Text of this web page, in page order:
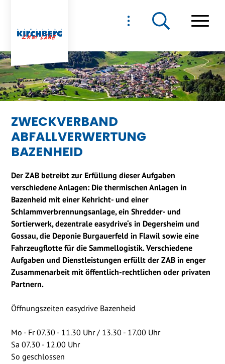
NAVIGIEREN IN
ZWECKVERBAND
ABFALLVERWERTUNG
BAZENHEID
Der ZAB betreibt zur Erfüllung dieser Aufgaben
verschiedene Anlagen: Die thermischen Anlagen in
Bazenheid mit einer Kehricht- und einer
Schlammverbrennungsanlage, ein Shredder- und
Sortierwerk, dezentrale easydrive‘s in Degersheim und
Gossau, die Deponie Burgauerfeld in Flawil sowie eine
Fahrzeugflotte für die Sammellogistik. Verschiedene
Aufgaben und Dienstleistungen erfüllt der ZAB in enger
Zusammenarbeit mit öffentlich-rechtlichen oder privaten
Partnern.
Öffnungszeiten easydrive Bazenheid
Mo - Fr 07.30 - 11.30 Uhr / 13.30 - 17.00 Uhr
Sa 07.30 - 12.00 Uhr
So geschlossen